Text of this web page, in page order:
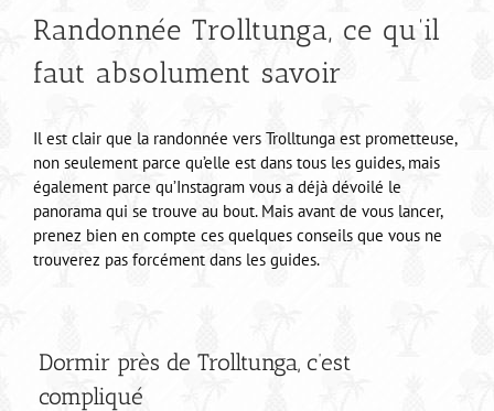
Randonnée Trolltunga, ce qu’il
faut absolument savoir
Il est clair que la randonnée vers Trolltunga est prometteuse,
non seulement parce qu’elle est dans tous les guides, mais
également parce qu’Instagram vous a déjà dévoilé le
panorama qui se trouve au bout. Mais avant de vous lancer,
prenez bien en compte ces quelques conseils que vous ne
trouverez pas forcément dans les guides.
Dormir près de Trolltunga, c’est
compliqué